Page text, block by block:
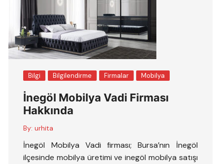
Bilgi Bilgilendirme Firmalar Mobilya
İnegöl Mobilya Vadi Firması
Hakkında
By: urhita
İnegöl Mobilya Vadi firması; Bursa’nın İnegöl
ilçesinde mobilya üretimi ve inegöl mobilya satışı